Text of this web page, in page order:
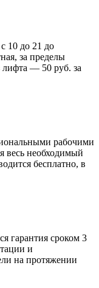
10 до 21 до
за пределы
— 50 руб. за
рабочими
весь необходимый
бесплатно, в
гарантия сроком 3
и
на протяжении